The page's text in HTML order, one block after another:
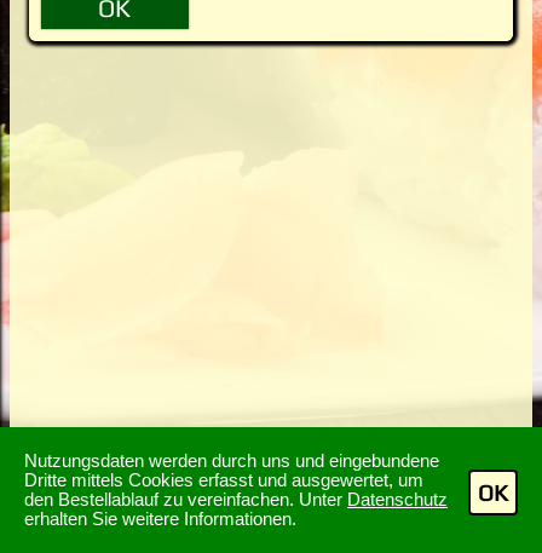
Nutzungsdaten werden durch uns und eingebundene
Dritte mittels Cookies erfasst und ausgewertet, um
den Bestellablauf zu vereinfachen. Unter Datenschutz
erhalten Sie weitere Informationen.
OK